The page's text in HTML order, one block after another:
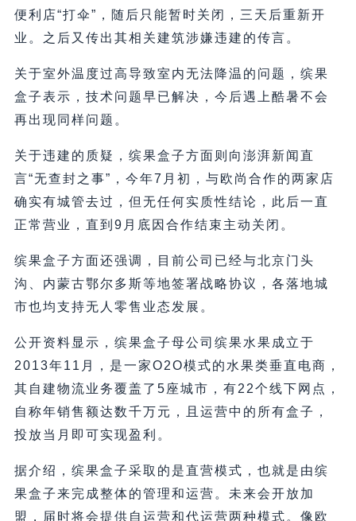
便利店“打伞”，随后只能暂时关闭，三天后重新开
业。之后又传出其相关建筑涉嫌违建的传言。
关于室外温度过高导致室内无法降温的问题，缤果
盒子表示，技术问题早已解决，今后遇上酷暑不会
再出现同样问题。
关于违建的质疑，缤果盒子方面则向澎湃新闻直
言“无查封之事”，今年7月初，与欧尚合作的两家店
确实有城管去过，但无任何实质性结论，此后一直
正常营业，直到9月底因合作结束主动关闭。
缤果盒子方面还强调，目前公司已经与北京门头
沟、内蒙古鄂尔多斯等地签署战略协议，各落地城
市也均支持无人零售业态发展。
公开资料显示，缤果盒子母公司缤果水果成立于
2013年11月，是一家O2O模式的水果类垂直电商，
其自建物流业务覆盖了5座城市，有22个线下网点，
自称年销售额达数千万元，且运营中的所有盒子，
投放当月即可实现盈利。
据介绍，缤果盒子采取的是直营模式，也就是由缤
果盒子来完成整体的管理和运营。未来会开放加
盟，届时将会提供自运营和代运营两种模式。像欧